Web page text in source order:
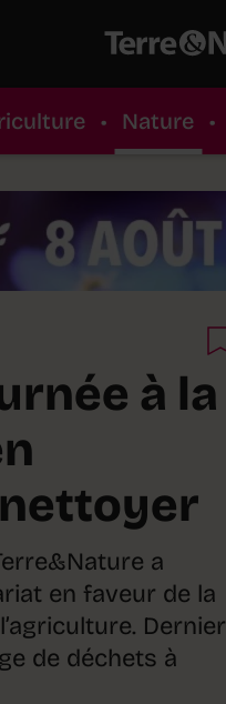
• Nature •
à la
a
en faveur de la
Dernier
de déchets à